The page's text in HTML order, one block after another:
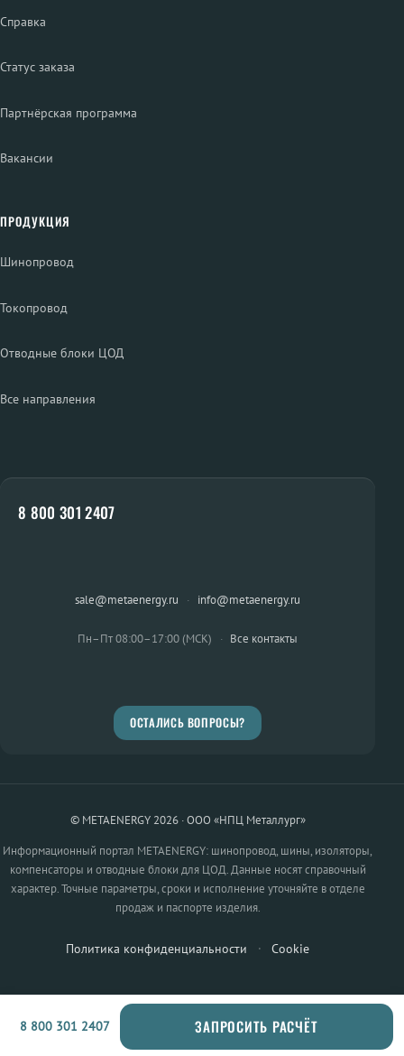
Справка
Статус заказа
Партнёрская программа
Вакансии
ПРОДУКЦИЯ
Шинопровод
Токопровод
Отводные блоки ЦОД
Все направления
8 800 301 2407
sale@metaenergy.ru · info@metaenergy.ru
Пн–Пт 08:00–17:00 (МСК) · Все контакты
ОСТАЛИСЬ ВОПРОСЫ?
© METAENERGY 2026 · ООО «НПЦ Металлург»
Информационный портал METAENERGY: шинопровод, шины, изоляторы,
компенсаторы и отводные блоки для ЦОД. Данные носят справочный
характер. Точные параметры, сроки и исполнение уточняйте в отделе
продаж и паспорте изделия.
Политика конфиденциальности · Cookie
8 800 301 2407 ЗАПРОСИТЬ РАСЧЁТ